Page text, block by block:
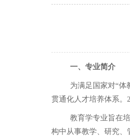
一、专业简介
为满足国家对“体
贯通化人才培养体系。
教育学专业旨在
构中从事教学、研究、